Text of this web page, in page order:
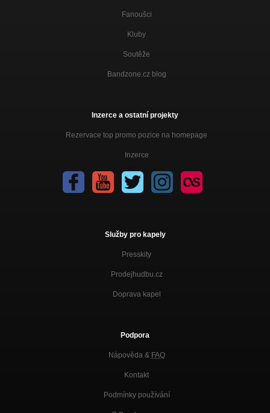
Fanoušci
Kluby
Soutěže
Bandzone.cz blog
Inzerce a ostatní projekty
Rezervace top promo pozice na homepage
Inzerce
Služby pro kapely
Presskity
Prodejhudbu.cz
Doprava kapel
Podpora
Nápověda & FAQ
Kontakt
Podmínky používání